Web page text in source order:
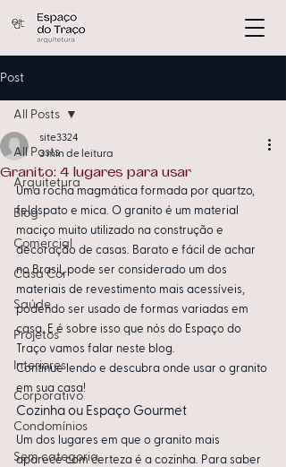
Post
All Posts
Arquitetura
Blog
Comercial
Casa Cor
Saúde
Projetos
Interiores
Corporativo
Condomínios
Sem categoria
All Posts
Granito: 4 lugares para usar
site3324
3 min de leitura
Uma rocha magmática formada por quartzo,
feldspato e mica. O granito é um material
maciço muito utilizado na construção e
decoração de casas. Barato e fácil de achar
no Brasil, pode ser considerado um dos
materiais de revestimento mais acessíveis,
podendo ser usado de formas variadas em
casa. E é sobre isso que nós do Espaço do
Traço vamos falar neste blog.
Continue lendo e descubra onde usar o granito
em sua casa!
Cozinha ou Espaço Gourmet
Um dos lugares em que o granito mais
aparece com certeza é a cozinha. Para saber